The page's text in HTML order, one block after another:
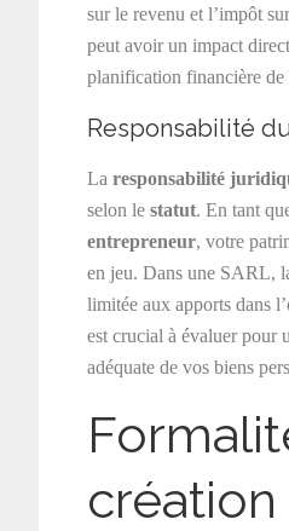
sur le revenu et l’impôt
peut avoir un impact
planification financière
Responsabilité
Laresponsabilité
selon lestatut. En tant
entrepreneur, votre
en jeu. Dans une SARL,
limitée aux apports dans
est crucial à évaluer pour
adéquate de vos biens
création